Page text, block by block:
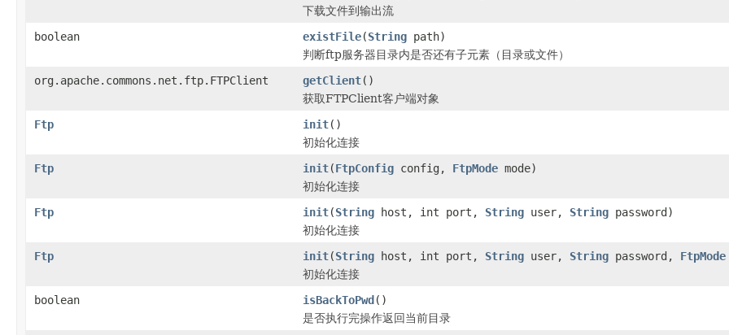
下载文件到输出流
boolean
existFile(String path)
判断ftp服务器目录内是否还有子元素（目录或文件）
org.apache.commons.net.ftp.FTPClient
getClient()
获取FTPClient客户端对象
Ftp
init()
初始化连接
Ftp
init(FtpConfig config, FtpMode mode)
初始化连接
Ftp
init(String host, int port, String user, String password)
初始化连接
Ftp
init(String host, int port, String user, String password, FtpMode
初始化连接
boolean
isBackToPwd()
是否执行完操作返回当前目录